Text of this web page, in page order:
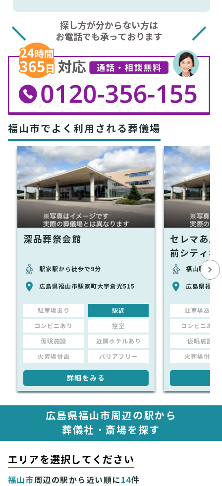
探し方が分からない方は
お電話でも承っております
福山市でよく利用される葬儀場
深品葬祭会館
駅家駅から徒歩で9分
広島県福山市駅家町大字倉光515
駐車場あり 駅近
コンビニあり 控室
仮眠施設 近隣ホテルあり
火葬場併設 バリアフリー
詳細をみる
セレマあん
前シティホ
福山駅から
広島県福山
駐車場あり
コンビニあり
仮眠施設
火葬場併設
広島県福山市周辺の駅から
葬儀社・斎場を探す
エリアを選択してください
福山市周辺の駅から近い順に14件